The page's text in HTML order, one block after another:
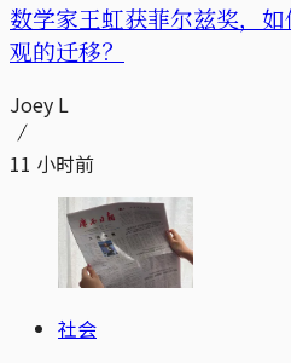
数学家王虹获菲尔兹奖，
观的迁移？
Joey L
11 小时前
社会